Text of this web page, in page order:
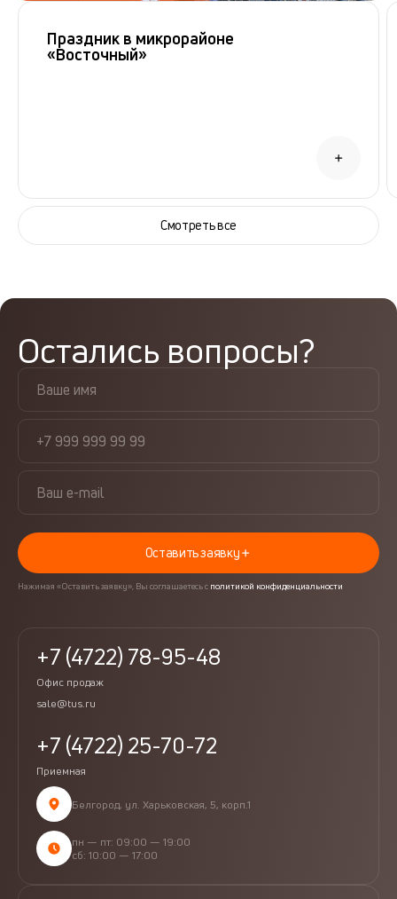
Праздник в микрорайоне
«Восточный»
Смотреть все
Остались вопросы?
Оставить заявку
Нажимая «Оставить заявку», Вы соглашаетесь с политикой конфиденциальности
+7 (4722) 78-95-48
Офис продаж
+7 (4722) 25-70-72
Приемная
sale@tus.ru
Белгород, ул. Харьковская, 5, корп.1
пн — пт: 09:00 — 19:00
сб: 10:00 — 17:00